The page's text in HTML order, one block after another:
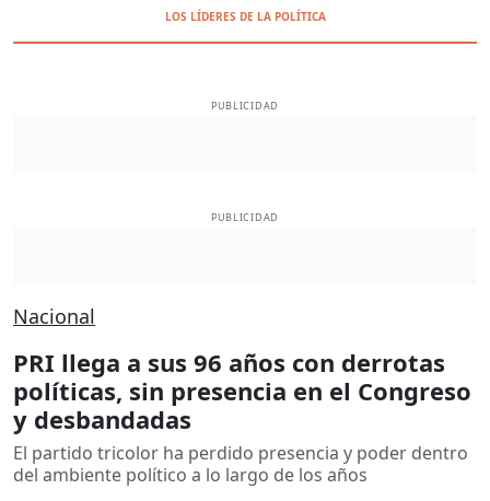
LOS LÍDERES DE LA POLÍTICA
PUBLICIDAD
PUBLICIDAD
Nacional
PRI llega a sus 96 años con derrotas
políticas, sin presencia en el Congreso
y desbandadas
El partido tricolor ha perdido presencia y poder dentro
del ambiente político a lo largo de los años